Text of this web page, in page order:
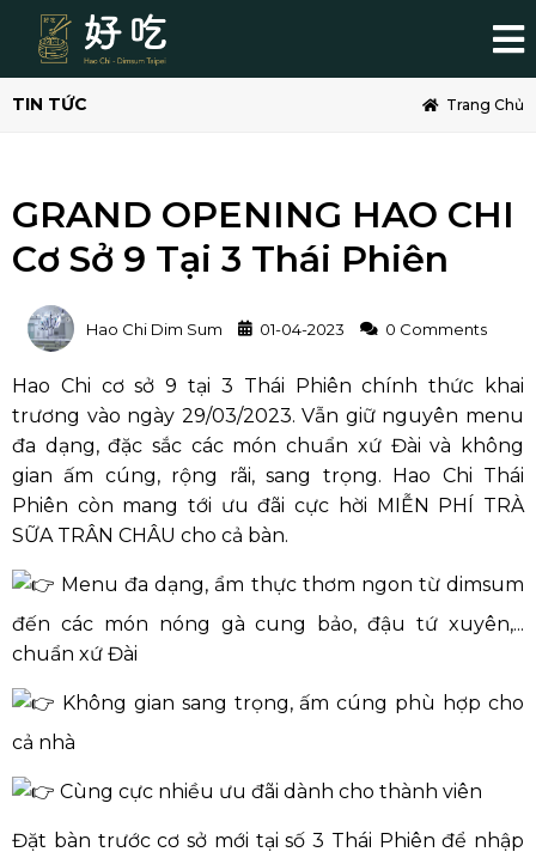
TIN TỨC Trang Chủ
GRAND OPENING HAO CHI
Cơ Sở 9 Tại 3 Thái Phiên
Hao Chi Dim Sum 01-04-2023 0 Comments
Hao Chi cơ sở 9 tại 3 Thái Phiên chính thức khai
trương vào ngày 29/03/2023. Vẫn giữ nguyên menu
đa dạng, đặc sắc các món chuẩn xứ Đài và không
gian ấm cúng, rộng rãi, sang trọng. Hao Chi Thái
Phiên còn mang tới ưu đãi cực hời MIỄN PHÍ TRÀ
SỮA TRÂN CHÂU cho cả bàn.
Menu đa dạng, ẩm thực thơm ngon từ dimsum
đến các món nóng gà cung bảo, đậu tứ xuyên,...
chuẩn xứ Đài
Không gian sang trọng, ấm cúng phù hợp cho
cả nhà
Cùng cực nhiều ưu đãi dành cho thành viên
Đặt bàn trước cơ sở mới tại số 3 Thái Phiên để nhập